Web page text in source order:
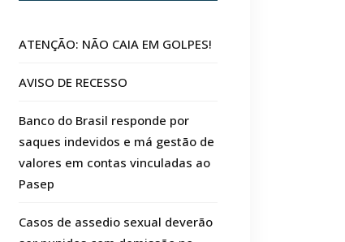
ATENÇÃO: NÃO CAIA EM GOLPES!
AVISO DE RECESSO
Banco do Brasil responde por
saques indevidos e má gestão de
valores em contas vinculadas ao
Pasep
Casos de assedio sexual deverão